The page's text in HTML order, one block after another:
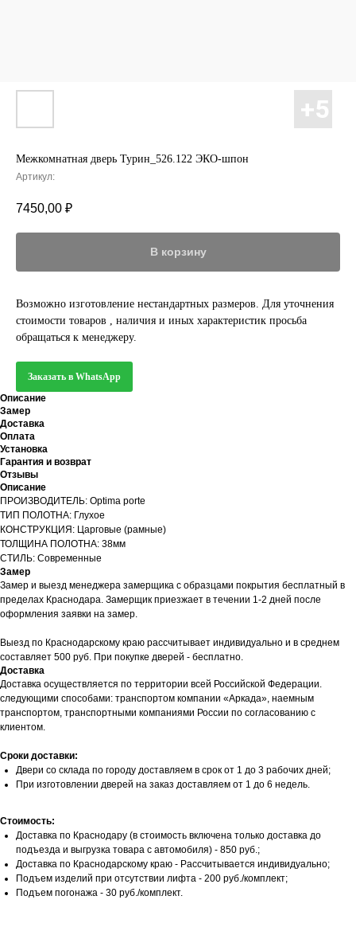
Межкомнатная дверь Турин_526.122 ЭКО-шпон
Артикул:
7450,00 ₽
В корзину
Возможно изготовление нестандартных размеров. Для уточнения
стоимости товаров , наличия и иных характеристик просьба
обращаться к менеджеру.
Заказать в WhatsApp
Описание
Замер
Доставка
Оплата
Установка
Гарантия и возврат
Отзывы
Описание
ПРОИЗВОДИТЕЛЬ: Optima porte
ТИП ПОЛОТНА: Глухое
КОНСТРУКЦИЯ: Царговые (рамные)
ТОЛЩИНА ПОЛОТНА: 38мм
СТИЛЬ: Современные
Замер
Замер и выезд менеджера замерщика с образцами покрытия бесплатный в
пределах Краснодара. Замерщик приезжает в течении 1-2 дней после
оформления заявки на замер.
Выезд по Краснодарскому краю рассчитывает индивидуально и в среднем
составляет 500 руб. При покупке дверей - бесплатно.
Доставка
Доставка осуществляется по территории всей Российской Федерации.
следующими способами: транспортом компании «Аркада», наемным
транспортом, транспортными компаниями России по согласованию с
клиентом.
Сроки доставки:
Двери со склада по городу доставляем в срок от 1 до 3 рабочих дней;
При изготовлении дверей на заказ доставляем от 1 до 6 недель.
Стоимость:
Доставка по Краснодару (в стоимость включена только доставка до
подъезда и выгрузка товара с автомобиля) - 850 руб.;
Доставка по Краснодарскому краю - Рассчитывается индивидуально;
Подъем изделий при отсутствии лифта - 200 руб./комплект;
Подъем погонажа - 30 руб./комплект.